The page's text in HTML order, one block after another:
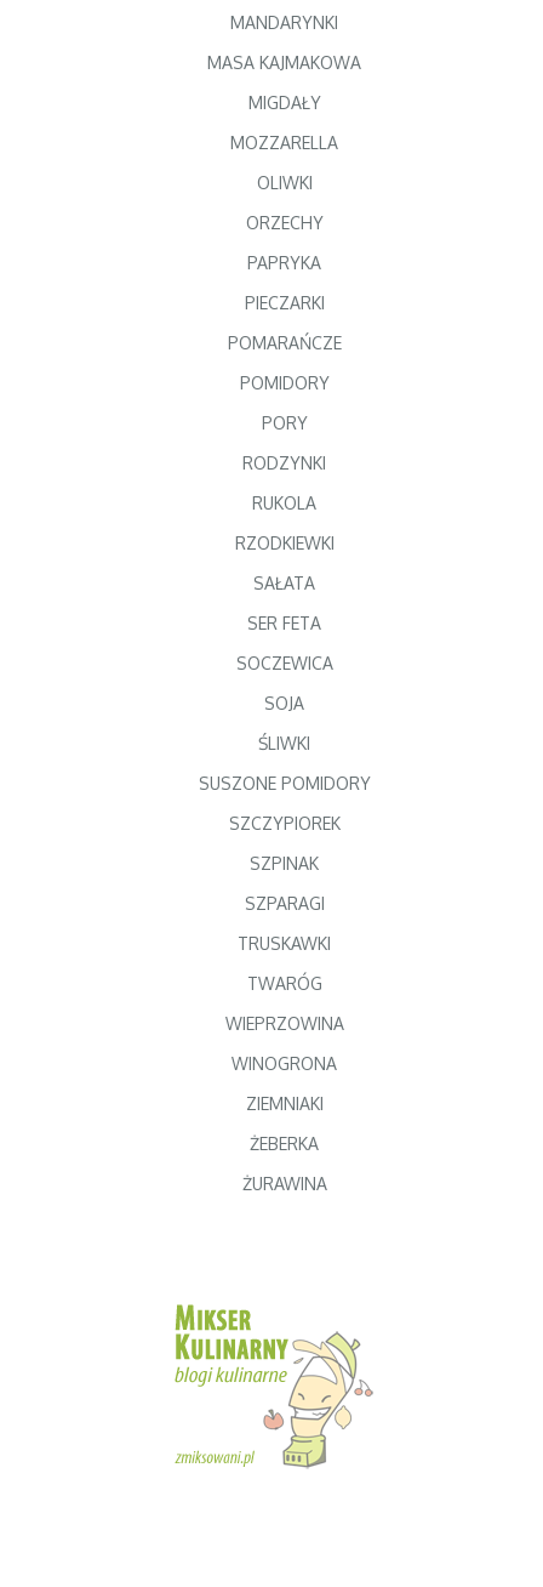
MANDARYNKI
MASA KAJMAKOWA
MIGDAŁY
MOZZARELLA
OLIWKI
ORZECHY
PAPRYKA
PIECZARKI
POMARAŃCZE
POMIDORY
PORY
RODZYNKI
RUKOLA
RZODKIEWKI
SAŁATA
SER FETA
SOCZEWICA
SOJA
ŚLIWKI
SUSZONE POMIDORY
SZCZYPIOREK
SZPINAK
SZPARAGI
TRUSKAWKI
TWARÓG
WIEPRZOWINA
WINOGRONA
ZIEMNIAKI
ŻEBERKA
ŻURAWINA